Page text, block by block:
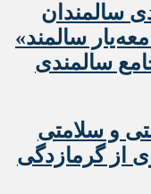
سالمندان
سالمند»
سالمندی
و سلامتی
از گرمازدگی